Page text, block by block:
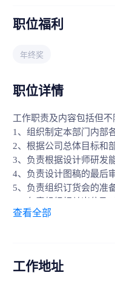
职位福利
年终奖
职位详情
工作职责及内容包括但不
1、组织制定本部门内部
2、根据公司总体目标和
3、负责根据设计师研发
4、负责设计图稿的最后
5、负责组织订货会的准
协调、解决在大货生产中
查看全部
工作地址